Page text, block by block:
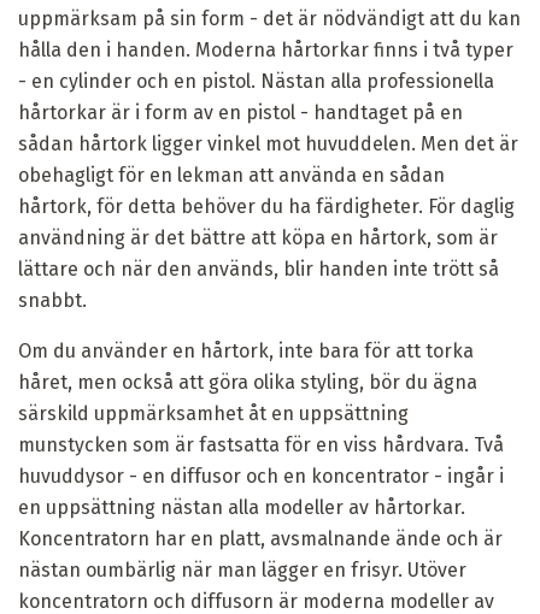
uppmärksam på sin form - det är nödvändigt att du kan
hålla den i handen. Moderna hårtorkar finns i två typer
- en cylinder och en pistol. Nästan alla professionella
hårtorkar är i form av en pistol - handtaget på en
sådan hårtork ligger vinkel mot huvuddelen. Men det är
obehagligt för en lekman att använda en sådan
hårtork, för detta behöver du ha färdigheter. För daglig
användning är det bättre att köpa en hårtork, som är
lättare och när den används, blir handen inte trött så
snabbt.
Om du använder en hårtork, inte bara för att torka
håret, men också att göra olika styling, bör du ägna
särskild uppmärksamhet åt en uppsättning
munstycken som är fastsatta för en viss hårdvara. Två
huvuddysor - en diffusor och en koncentrator - ingår i
en uppsättning nästan alla modeller av hårtorkar.
Koncentratorn har en platt, avsmalnande ände och är
nästan oumbärlig när man lägger en frisyr. Utöver
koncentratorn och diffusorn är moderna modeller av